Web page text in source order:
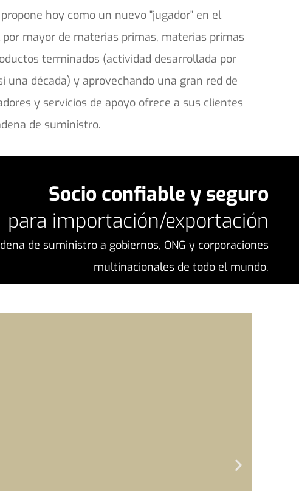
hoy como un nuevo "jugador" en el
mayor de materias primas, materias primas
terminados (actividad desarrollada por
una década) y aprovechando una gran red de
y servicios de apoyo ofrece a sus clientes
de suministro.
Socio confiable y seguro
para importación/exportación
de suministro a gobiernos, ONG y corporaciones
multinacionales de todo el mundo.